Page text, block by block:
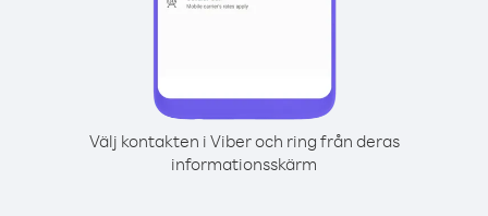
Välj kontakten i Viber och ring från deras
informationsskärm